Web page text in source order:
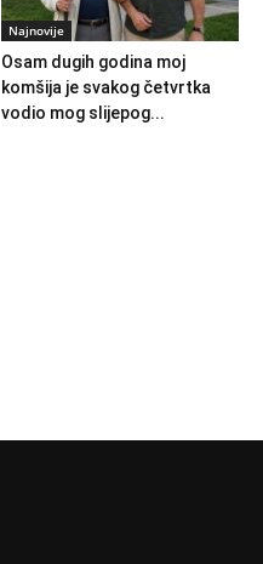
Najnovije
Osam dugih godina moj
komšija je svakog četvrtka
vodio mog slijepog...